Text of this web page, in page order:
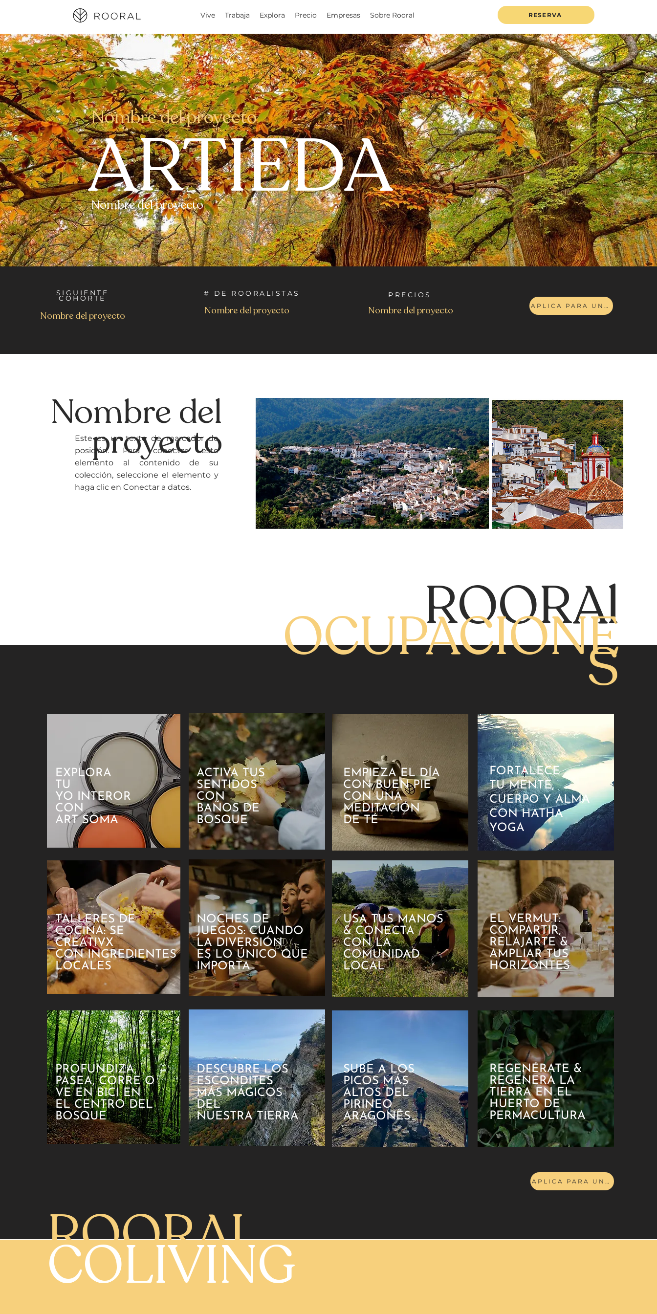
Vive Trabaja Explora Precio Empresas Sobre Rooral RESERVA
Nombre del proyecto
ARTIEDA
Nombre del proyecto
SIGUIENTE
COHORTE
Nombre del proyecto
# DE ROORALISTAS
Nombre del proyecto
PRECIOS
Nombre del proyecto APLICA PARA UNIRTE
EXPLORA
TU
YO INTEROR
CON
ART SOMA
ACTIVA TUS
SENTIDOS
CON
BAÑOS DE
BOSQUE
EMPIEZA EL DÍA
CON BUEN PIE
CON UNA
MEDITACIÓN
DE TÉ
FORTALECE
TU MENTE,
CUERPO Y ALMA
CONHATHA
YOGA
TALLERES DE
COCINA: SE
CREATIVX
CON INGREDIENTES
LOCALES
NOCHES DE
JUEGOS: CUANDO
LA DIVERSIÓN
ES LO ÚNICO QUE
IMPORTA
USA TUS MANOS
& CONECTA
CONLA
COMUNIDAD
LOCAL
EL VERMUT:
COMPARTIR,
RELAJARTE &
AMPLIAR TUS
HORIZONTES
PROFUNDIZA,
PASEA, CORRE O
VE EN BICI EN
EL CENTRO DEL
BOSQUE
DESCUBRE LOS
ESCONDITES
MÁS MÁGICOS
DEL
NUESTRA TIERRA
SUBE A LOS
PICOS MÁS
ALTOS DEL
PIRINEO
ARAGONÉS
REGENÉRATE &
REGENERA LA
TIERRA EN EL
HUERTO DE
PERMACULTURA
APLICA PARA UNIRTE
Este es un texto de marcador de
posición. Para conectar este
elemento al contenido de su
colección, seleccione el elemento y
haga clic en Conectar a datos.
Nombre del
proyecto
ROORAl
OCUPACIONE
S
ROORAL
COLIVING